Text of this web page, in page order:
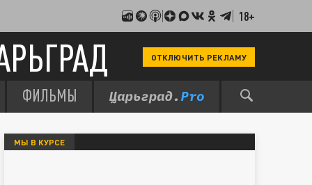
18+
ОТКЛЮЧИТЬ РЕКЛАМУ
ФИЛЬМЫ
МЫ В КУРСЕ